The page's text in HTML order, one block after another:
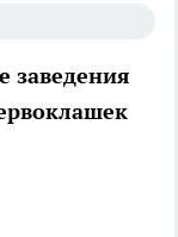
заведения